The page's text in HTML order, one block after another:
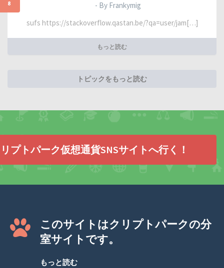
8
- By Frankymig
sufs https://stackoverflow.qastan.be/?qa=user/jam[…]
もっと読む
トピックをもっと読む
プトパーク仮想通貨SNSサイトへ行く！
このサイトはクリプトパークの分
室サイトです。
もっと読む